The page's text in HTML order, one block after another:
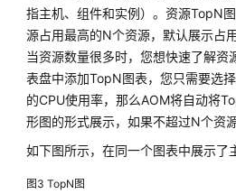
坡
区
域）
用
户
南
（阿
指主机、组件和实例）。资源TopN
源占用最高的N个资源，默认展示占
当资源数量很多时，您想快速了解资
表盘中添加TopN图表，您只需要选
的CPU使用率，那么AOM将自动将
形图的形式展示，如果不超过N个资
如下图所示，在同一个图表中展示了
图3 TopN图